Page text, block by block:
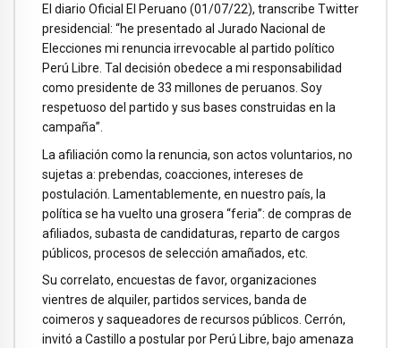
El diario Oficial El Peruano (01/07/22), transcribe Twitter
presidencial: “he presentado al Jurado Nacional de
Elecciones mi renuncia irrevocable al partido político
Perú Libre. Tal decisión obedece a mi responsabilidad
como presidente de 33 millones de peruanos. Soy
respetuoso del partido y sus bases construidas en la
campaña”.
La afiliación como la renuncia, son actos voluntarios, no
sujetas a: prebendas, coacciones, intereses de
postulación. Lamentablemente, en nuestro país, la
política se ha vuelto una grosera “feria”: de compras de
afiliados, subasta de candidaturas, reparto de cargos
públicos, procesos de selección amañados, etc.
Su correlato, encuestas de favor, organizaciones
vientres de alquiler, partidos services, banda de
coimeros y saqueadores de recursos públicos. Cerrón,
invitó a Castillo a postular por Perú Libre, bajo amenaza